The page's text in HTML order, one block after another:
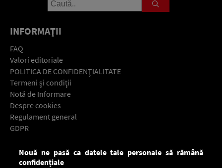
INFORMAŢII
FAQ
Valori editoriale
POLITICA DE CONFIDENŢIALITATE
Termeni şi condiţii
Notă de Informare
Despre cookies
Regulament general
GDPR
Descarcă gratuit aplicaţia Europa FM pentru smartphone:
Nouă ne pasă ca datele tale personale să rămână
confidențiale